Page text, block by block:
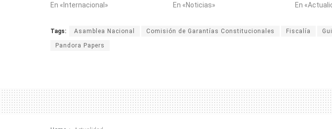
En «Internacional»
En «Noticias»
En
Tags: Asamblea Nacional Comisión de Garantías Constitucionales Fiscalía
Pandora Papers